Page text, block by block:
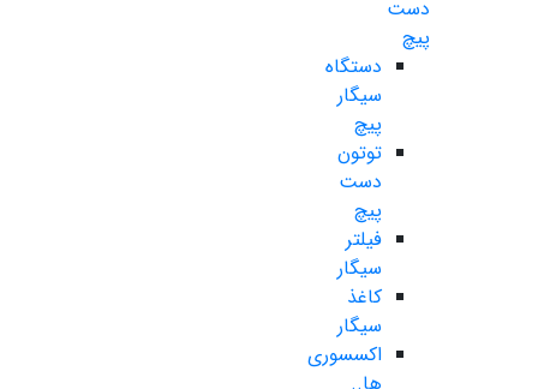
دست
پیچ
دستگاه
سیگار
پیچ
توتون
دست
پیچ
فیلتر
سیگار
کاغذ
سیگار
اکسسوری